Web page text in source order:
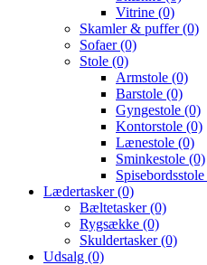
Vitrine (0)
Skamler & puffer(0)
Sofaer(0)
Stole (0)
Armstole (0)
Barstole (0)
Gyngestole (0)
Kontorstole (0)
Lænestole (0)
Sminkestole (0)
Spisebordsstole
Lædertasker(0)
Bæltetasker(0)
Rygsække (0)
Skuldertasker(0)
Udsalg (0)